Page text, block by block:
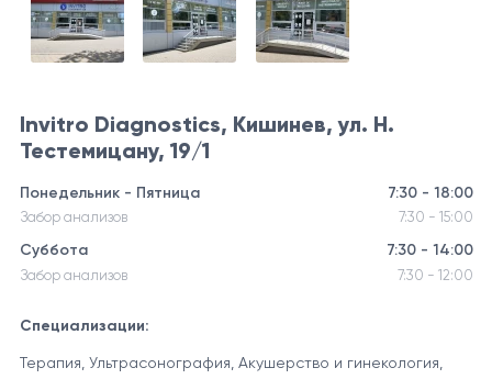
Invitro Diagnostics, Кишинев, ул. Н.
Тестемицану, 19/1
Понедельник - Пятница 7:30 - 18:00
Забор анализов 7:30 - 15:00
Суббота 7:30 - 14:00
Забор анализов 7:30 - 12:00
Специализации:
Терапия, Ультрасонография, Акушерство и гинекология,